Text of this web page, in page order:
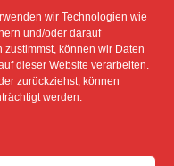
wir Technologien wie
und/oder darauf
können wir Daten
dieser Website verarbeiten.
zurückziehst, können
werden.
IMPRESSUM
(EU)
UND ANDERE
DEM